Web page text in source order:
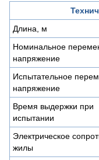
Длина, м
Номинальное
напряжение
Испытательное
напряжение
Время выдержки при
испытании
Электрическое
жилы